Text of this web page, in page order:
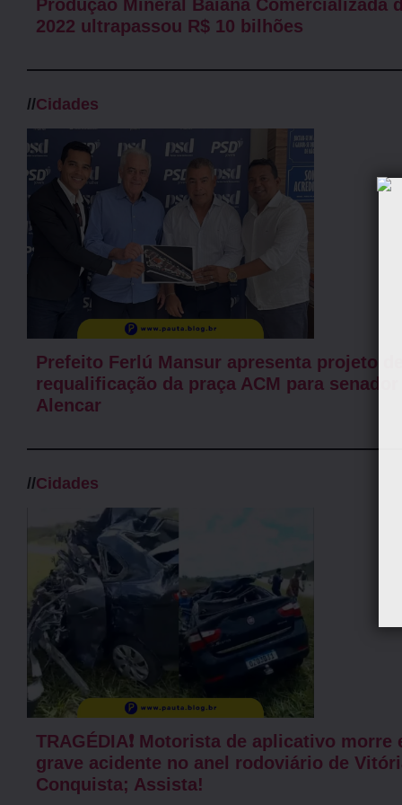
Produção Mineral Baiana Comercializada
2022 ultrapassou R$ 10 bilhões
//Cidades
Prefeito Ferlú Mansur apresenta projeto de
requalificação da praça ACM para senador
Alencar
//Cidades
TRAGÉDIA❗ Motorista de aplicativo morre
grave acidente no anel rodoviário de
Conquista; Assista!